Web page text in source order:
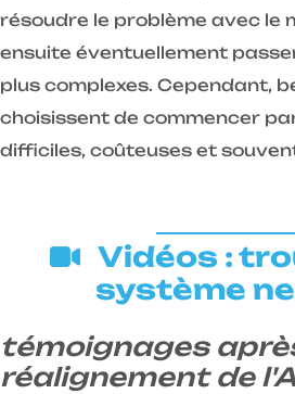
résoudre le problème avec le
ensuite éventuellement
plus complexes. Cependant,
choisissent de commencer
difficiles, coûteuses et
Vidéos :
système
témoignages
réalignement de